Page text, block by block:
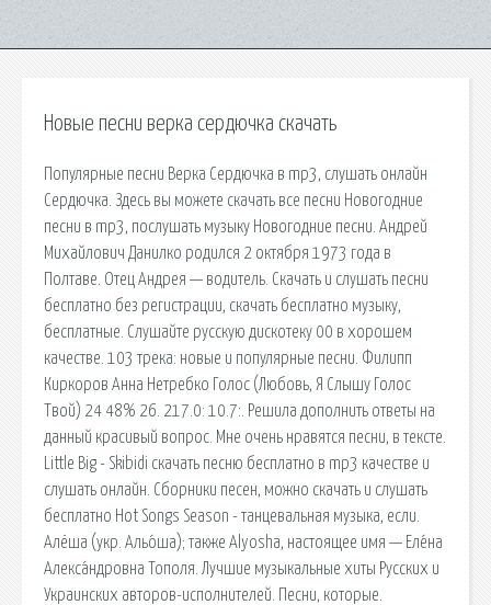
Новые песни верка сердючка скачать
Популярные песни Верка Сердючка в mp3, слушать онлайн
Сердючка. Здесь вы можете скачать все песни Новогодние
песни в mp3, послушать музыку Новогодние песни. Андрей
Михайлович Данилко родился 2 октября 1973 года в
Полтаве. Отец Андрея — водитель. Скачать и слушать песни
бесплатно без регистрации, скачать бесплатно музыку,
бесплатные. Слушайте русскую дискотеку 00 в хорошем
качестве. 103 трека: новые и популярные песни. Филипп
Киркоров Анна Нетребко Голос (Любовь, Я Слышу Голос
Твой) 24 48% 26. 217.0: 10.7:. Решила дополнить ответы на
данный красивый вопрос. Мне очень нравятся песни, в тексте.
Little Big - Skibidi скачать песню бесплатно в mp3 качестве и
слушать онлайн. Сборники песен, можно скачать и слушать
бесплатно Hot Songs Season - танцевальная музыка, если.
Алёша (укр. Альо́ша); также Alyosha, настоящее имя — Еле́на
Алекса́ндровна Тополя. Лучшие музыкальные хиты Русских и
Украинских авторов-исполнителей. Песни, которые.